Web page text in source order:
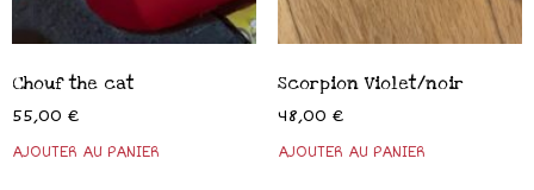
Chouf the cat
55,00 €
Scorpion Violet/noir
48,00 €